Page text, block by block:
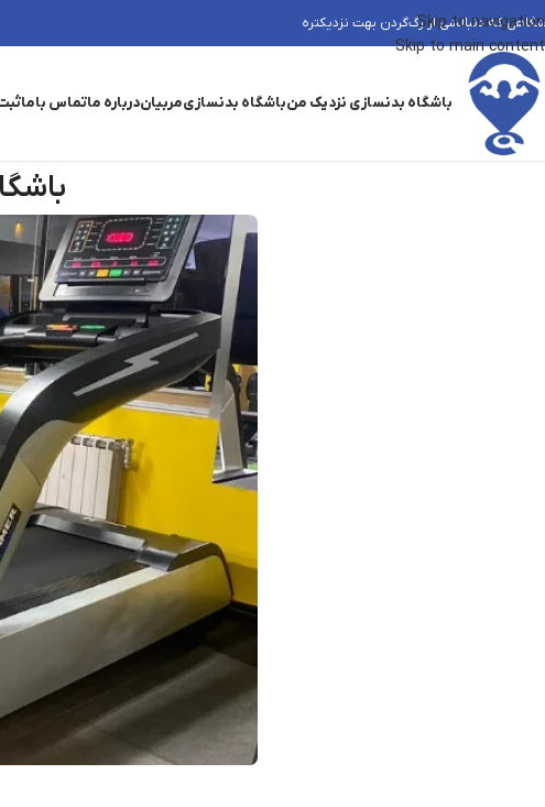
Skip to navigation
Skip to main content
که دنبالشی از رگ‌گردن بهت نزدیکتره
باشگاه بدنسازی نزدیک منباشگاه بدنسازیمربیاندرباره ماتماس باما